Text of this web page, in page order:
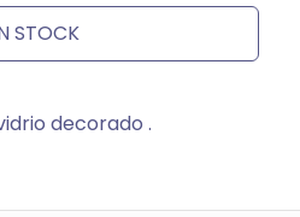
STOCK
decorado .